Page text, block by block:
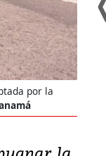
por la
magnitud
28 de
Kumamoto,
una